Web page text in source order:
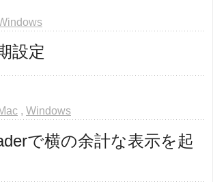
設定
, Windows
で横の余計な表示を起